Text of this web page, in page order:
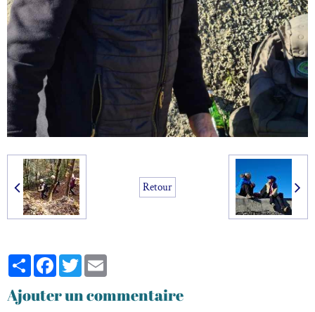
Retour
PartagerFacebook
Twitter
Ajouter un commentaire